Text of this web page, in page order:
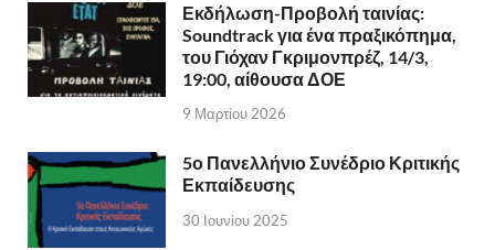
Εκδήλωση-Προβολή ταινίας:
Soundtrack για ένα πραξικόπημα,
του Γιόχαν Γκριμονπρέζ, 14/3,
19:00, αίθουσα ΔΟΕ
9 Μαρτίου 2026
5ο Πανελλήνιο Συνέδριο Κριτικής
Εκπαίδευσης
30 Ιουνίου 2025